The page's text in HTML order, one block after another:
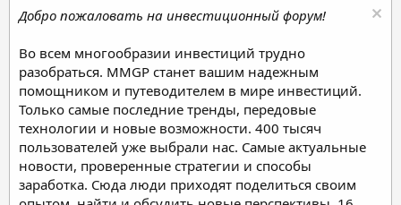
Добро пожаловать на инвестиционный форум!
Во всем многообразии инвестиций трудно
разобраться. MMGP станет вашим надежным
помощником и путеводителем в мире инвестиций.
Только самые последние тренды, передовые
технологии и новые возможности. 400 тысяч
пользователей уже выбрали нас. Самые актуальные
новости, проверенные стратегии и способы
заработка. Сюда люди приходят поделиться своим